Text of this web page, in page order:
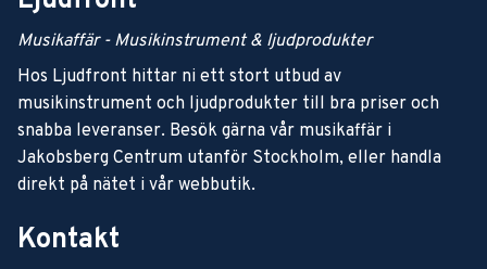
Musikaffär - Musikinstrument & ljudprodukter
Hos Ljudfront hittar ni ett stort utbud av
musikinstrument och ljudprodukter till bra priser och
snabba leveranser. Besök gärna vår musikaffär i
Jakobsberg Centrum utanför Stockholm, eller handla
direkt på nätet i vår webbutik.
Kontakt